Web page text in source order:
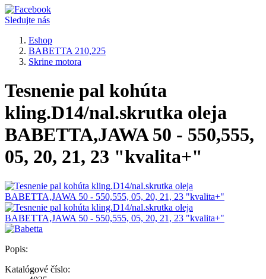
Sledujte nás
Eshop
BABETTA 210,225
Skrine motora
Tesnenie pal kohúta
kling.D14/nal.skrutka oleja
BABETTA,JAWA 50 - 550,555,
05, 20, 21, 23 "kvalita+"
Popis:
Katalógové číslo: